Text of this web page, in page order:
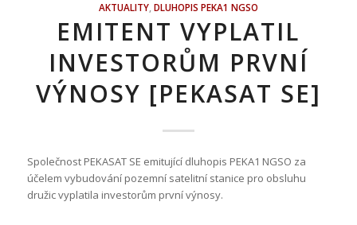
AKTUALITY, DLUHOPIS PEKA1 NGSO
EMITENT VYPLATIL
INVESTORŮM PRVNÍ
VÝNOSY [PEKASAT SE]
Společnost PEKASAT SE emitující dluhopis PEKA1 NGSO za
účelem vybudování pozemní satelitní stanice pro obsluhu
družic vyplatila investorům první výnosy.